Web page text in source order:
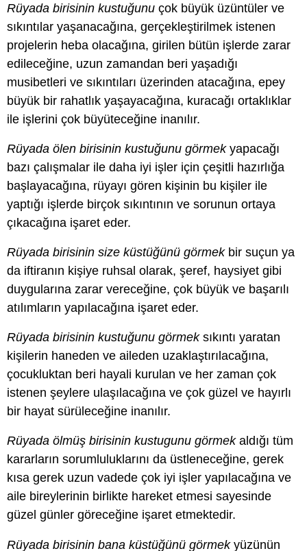
Rüyada birisinin kustuğunu çok büyük üzüntüler ve
sıkıntılar yaşanacağına, gerçekleştirilmek istenen
projelerin heba olacağına, girilen bütün işlerde zarar
edileceğine, uzun zamandan beri yaşadığı
musibetleri ve sıkıntıları üzerinden atacağına, epey
büyük bir rahatlık yaşayacağına, kuracağı ortaklıklar
ile işlerini çok büyüteceğine inanılır.
Rüyada ölen birisinin kustuğunu görmekyapacağı
bazı çalışmalar ile daha iyi işler için çeşitli hazırlığa
başlayacağına, rüyayı gören kişinin bu kişiler ile
yaptığı işlerde birçok sıkıntının ve sorunun ortaya
çıkacağına işaret eder.
Rüyada birisinin size küstüğünü görmekbir suçun ya
da iftiranın kişiye ruhsal olarak, şeref, haysiyet gibi
duygularına zarar vereceğine, çok büyük ve başarılı
atılımların yapılacağına işaret eder.
Rüyada birisinin kustuğunu görmeksıkıntı yaratan
kişilerin haneden ve aileden uzaklaştırılacağına,
çocukluktan beri hayali kurulan ve her zaman çok
istenen şeylere ulaşılacağına ve çok güzel ve hayırlı
bir hayat sürüleceğine inanılır.
Rüyada ölmüş birisinin kustugunu görmekaldığı tüm
kararların sorumluluklarını da üstleneceğine, gerek
kısa gerek uzun vadede çok iyi işler yapılacağına ve
aile bireylerinin birlikte hareket etmesi sayesinde
güzel günler göreceğine işaret etmektedir.
Rüyada birisinin bana küstüğünü görmekyüzünün